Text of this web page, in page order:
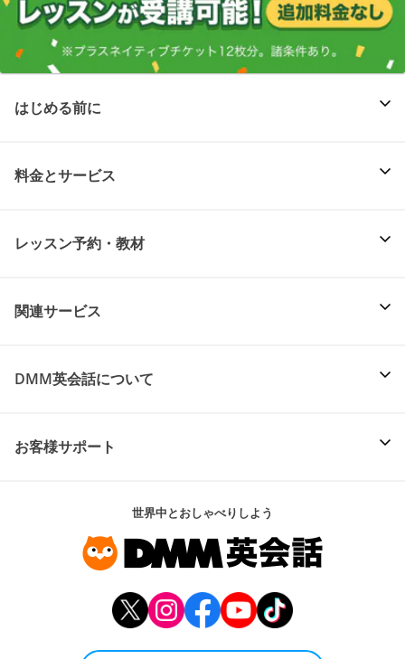
はじめる前に
料金とサービス
レッスン予約・教材
関連サービス
DMM英会話について
お客様サポート
世界中とおしゃべりしよう